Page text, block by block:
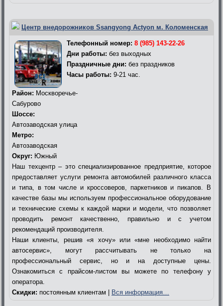
Центр внедорожников Ssangyong Actyon м. Коломенская
Телефонный номер: 8 (985) 143-22-26
Дни работы: без выходных
Праздничные дни: без праздников
Часы работы: 9-21 час.
Район: Москворечье-
Сабурово
Шоссе:
Автозаводская улица
Метро:
Автозаводская
Округ: Южный
Наш техцентр – это специализированное предприятие, которое
предоставляет услуги ремонта автомобилей различного класса
и типа, в том числе и кроссоверов, паркетников и пикапов. В
качестве базы мы используем профессиональное оборудование
и технические схемы к каждой марки и модели, что позволяет
проводить ремонт качественно, правильно и с учетом
рекомендаций производителя.
Наши клиенты, решив «я хочу» или «мне необходимо найти
автосервис», могут рассчитывать не только на
профессиональный сервис, но и на доступные цены.
Ознакомиться с прайсом-листом вы можете по телефону у
оператора.
Скидки: постоянным клиентам | Вся информация…